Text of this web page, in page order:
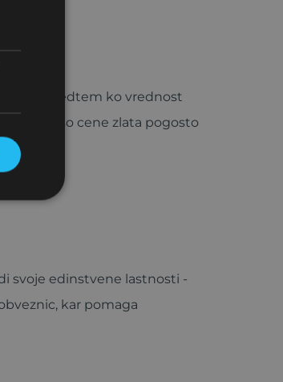
Medtem ko vrednost
da so cene zlata pogosto
svoje edinstvene lastnosti -
kar pomaga